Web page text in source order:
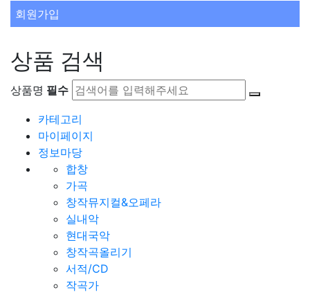
회원가입
상품 검색
상품명 필수
카테고리
마이페이지
정보마당
합창
가곡
창작뮤지컬&오페라
실내악
현대국악
창작곡올리기
서적/CD
작곡가